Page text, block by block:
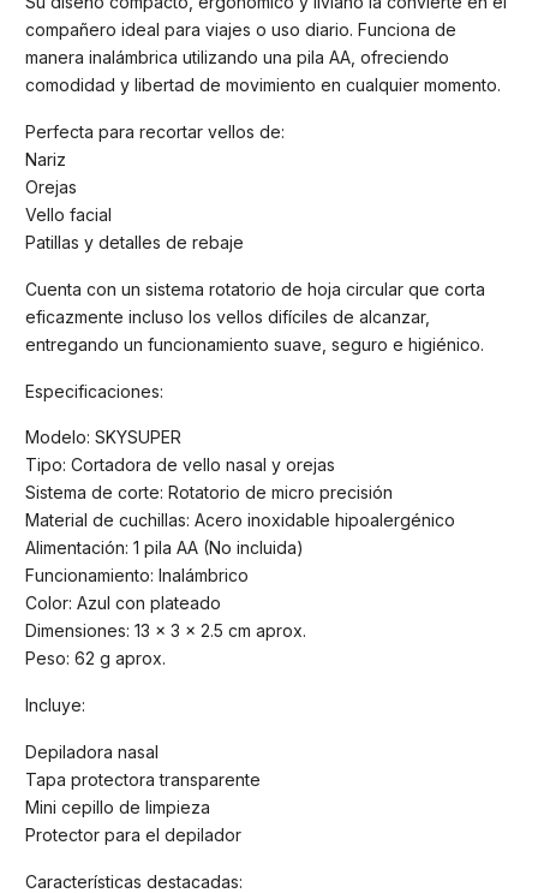
compañero ideal para viajes o uso diario. Funciona de
manera inalámbrica utilizando una pila AA, ofreciendo
comodidad y libertad de movimiento en cualquier momento.
Perfecta para recortar vellos de:
Nariz
Orejas
Vello facial
Patillas y detalles de rebaje
Cuenta con un sistema rotatorio de hoja circular que corta
eficazmente incluso los vellos difíciles de alcanzar,
entregando un funcionamiento suave, seguro e higiénico.
Especificaciones:
Modelo: SKYSUPER
Tipo: Cortadora de vello nasal y orejas
Sistema de corte: Rotatorio de micro precisión
Material de cuchillas: Acero inoxidable hipoalergénico
Alimentación: 1 pila AA (No incluida)
Funcionamiento: Inalámbrico
Color: Azul con plateado
Dimensiones: 13 x 3 x 2.5 cm aprox.
Peso: 62 g aprox.
Incluye:
Depiladora nasal
Tapa protectora transparente
Mini cepillo de limpieza
Protector para el depilador
Características destacadas: